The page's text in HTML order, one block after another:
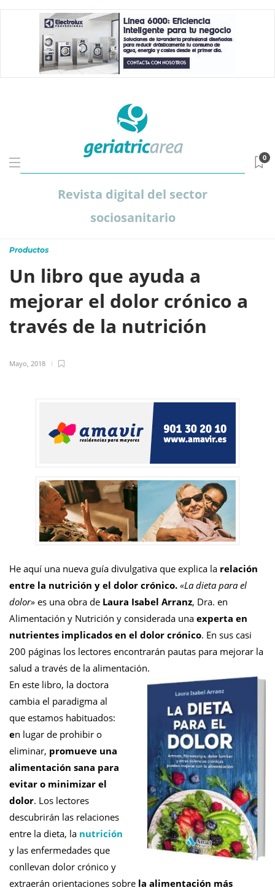
Revista digital del sector
sociosanitario
0
Productos
Un libro que ayuda a
mejorar el dolor crónico a
través de la nutrición
Mayo, 2018
He aquí una nueva guía divulgativa que explica la relación
entre la nutrición y el dolor crónico. «La dieta para el
dolor» es una obra de Laura Isabel Arranz, Dra. en
Alimentación y Nutrición y considerada una experta en
nutrientes implicados en el dolor crónico. En sus casi
200 páginas los lectores encontrarán pautas para mejorar la
salud a través de la alimentación.
En este libro, la doctora
cambia el paradigma al
que estamos habituados:
en lugar de prohibir o
eliminar, promueve una
alimentación sana para
evitar o minimizar el
dolor. Los lectores
descubrirán las relaciones
entre la dieta, la nutrición
y las enfermedades que
conllevan dolor crónico y
extraerán orientaciones sobre la alimentación más